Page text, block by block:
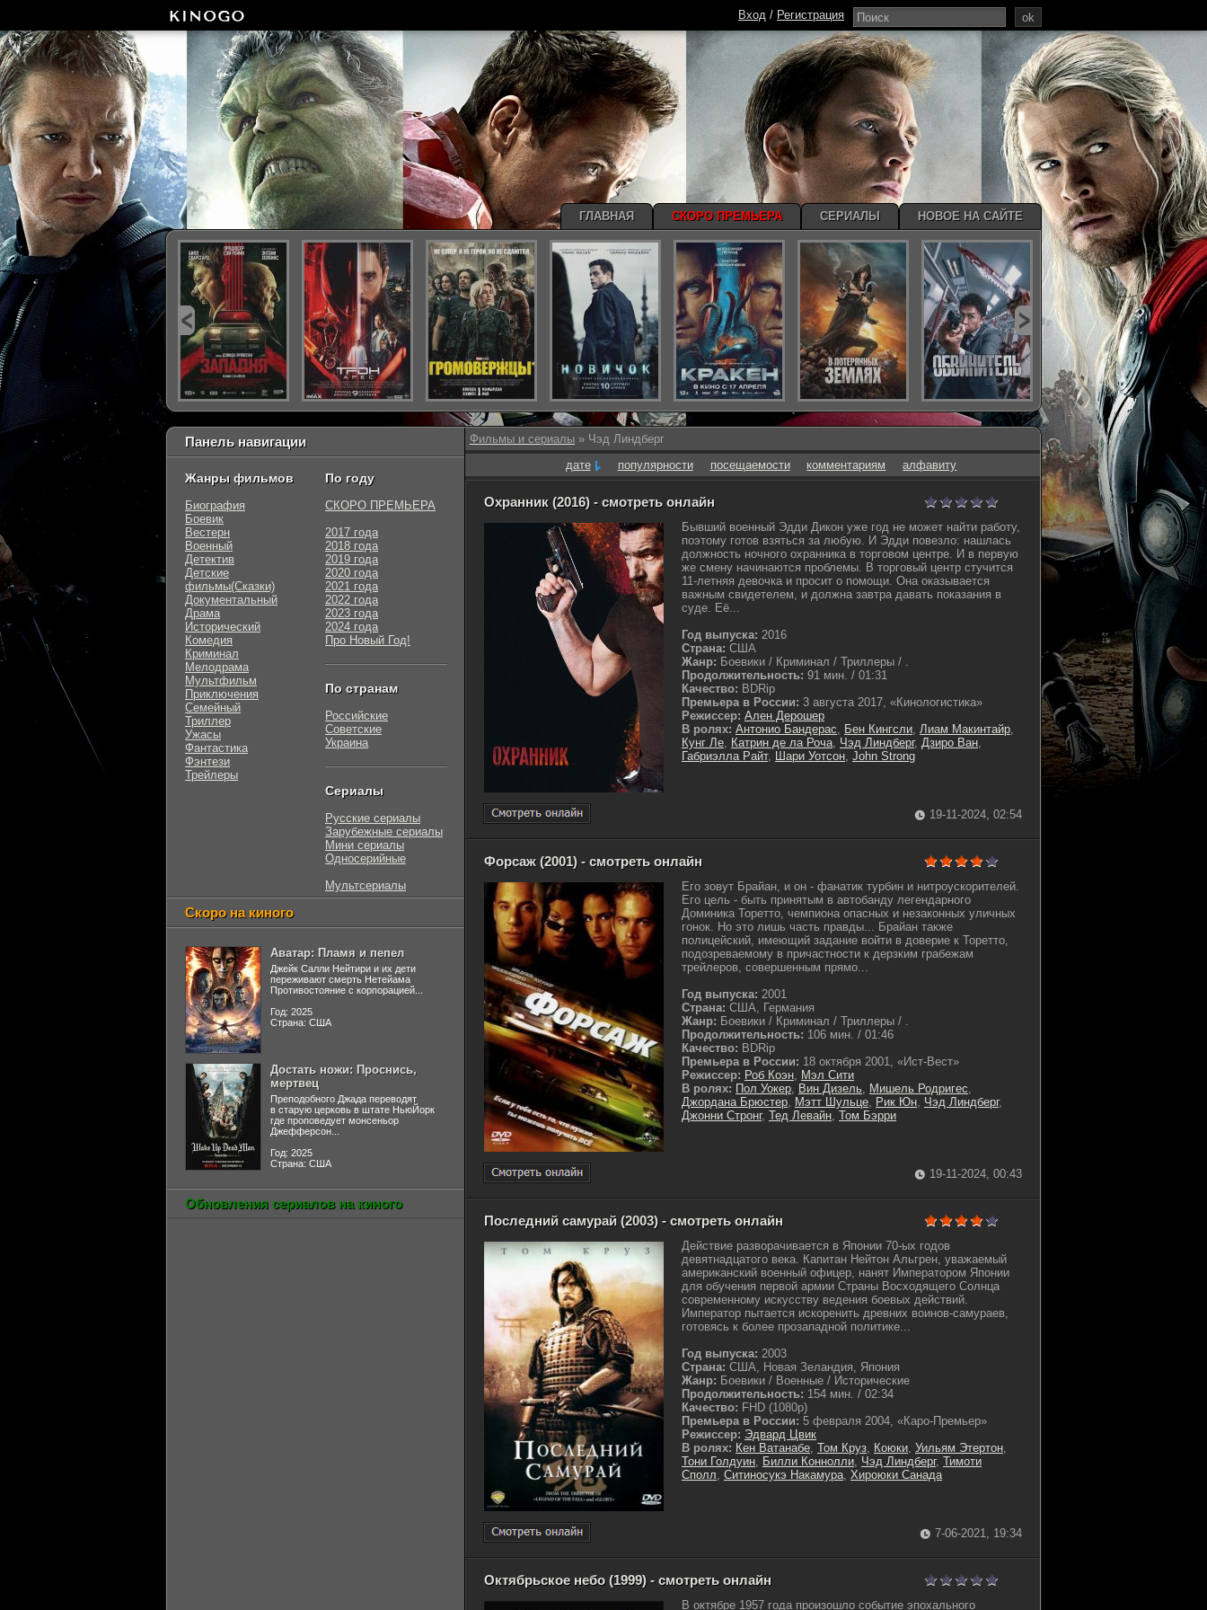
Фильмы и сериалы » Чэд Линдберг
дате
популярности посещаемости комментариям алфавиту
Охранник (2016) - смотреть онлайн
Бывший военный Эдди Дикон уже год не может найти работу,
поэтому готов взяться за любую. И Эдди повезло: нашлась
должность ночного охранника в торговом центре. И в первую
же смену начинаются проблемы. В торговый центр стучится
11-летняя девочка и просит о помощи. Она оказывается
важным свидетелем, и должна завтра давать показания в
суде. Её...
Год выпуска: 2016
Страна: США
Жанр: Боевики / Криминал / Триллеры / .
Продолжительность: 91 мин. / 01:31
Качество: BDRip
Премьера в России: 3 августа 2017, «Кинологистика»
Режиссер: Ален Дерошер
В ролях: Антонио Бандерас, Бен Кингсли, Лиам Макинтайр,
Кунг Ле, Катрин де ла Роча, Чэд Линдберг, Дзиро Ван,
Габриэлла Райт, Шари Уотсон, John Strong
19-11-2024, 02:54
Форсаж (2001) - смотреть онлайн
Его зовут Брайан, и он - фанатик турбин и нитроускорителей.
Его цель - быть принятым в автобанду легендарного
Доминика Торетто, чемпиона опасных и незаконных уличных
гонок. Но это лишь часть правды... Брайан также
полицейский, имеющий задание войти в доверие к Торетто,
подозреваемому в причастности к дерзким грабежам
трейлеров, совершенным прямо...
Год выпуска: 2001
Страна: США, Германия
Жанр: Боевики / Криминал / Триллеры / .
Продолжительность: 106 мин. / 01:46
Качество: BDRip
Премьера в России: 18 октября 2001, «Ист-Вест»
Режиссер: Роб Коэн, Мэл Сити
В ролях: Пол Уокер, Вин Дизель, Мишель Родригес,
Джордана Брюстер, Мэтт Шульце, Рик Юн, Чэд Линдберг,
Джонни Стронг, Тед Левайн, Том Бэрри
19-11-2024, 00:43
Последний самурай (2003) - смотреть онлайн
Действие разворачивается в Японии 70-ых годов
девятнадцатого века. Капитан Нейтон Альгрен, уважаемый
американский военный офицер, нанят Императором Японии
для обучения первой армии Страны Восходящего Солнца
современному искусству ведения боевых действий.
Император пытается искоренить древних воинов-самураев,
готовясь к более прозападной политике...
Год выпуска: 2003
Страна: США, Новая Зеландия, Япония
Жанр: Боевики / Военные / Исторические
Продолжительность: 154 мин. / 02:34
Качество: FHD (1080p)
Премьера в России: 5 февраля 2004, «Каро-Премьер»
Режиссер: Эдвард Цвик
В ролях: Кен Ватанабе, Том Круз, Коюки, Уильям Этертон,
Тони Голдуин, Билли Коннолли, Чэд Линдберг, Тимоти
Сполл, Ситиносукэ Накамура, Хироюки Санада
7-06-2021, 19:34
Октябрьское небо (1999) - смотреть онлайн
В октябре 1957 года произошло событие эпохального
Панель навигации
Жанры фильмов
Биография
Боевик
Вестерн
Военный
Детектив
Детские
фильмы(Сказки)
Документальный
Драма
Исторический
Комедия
Криминал
Мелодрама
Мультфильм
Приключения
Семейный
Триллер
Ужасы
Фантастика
Фэнтези
Трейлеры
По году
СКОРО ПРЕМЬЕРА
2017 года
2018 года
2019 года
2020 года
2021 года
2022 года
2023 года
2024 года
Про Новый Год!
По странам
Российские
Советские
Украина
Сериалы
Русские сериалы
Зарубежные сериалы
Мини сериалы
Односерийные
Мультсериалы
Скоро на киного
Аватар: Пламя и пепел
Джейк Салли Нейтири и их дети
переживают смерть Нетейама
Противостояние с корпорацией...
Год: 2025
Страна: США
Достать ножи: Проснись,
мертвец
Преподобного Джада переводят
в старую церковь в штате НьюЙорк
где проповедует монсеньор
Джефферсон...
Год: 2025
Страна: США
Обновления сериалов на киного
ok
Вход / Регистрация
ГЛАВНАЯ СКОРО ПРЕМЬЕРА СЕРИАЛЫ НОВОЕ НА САЙТЕ